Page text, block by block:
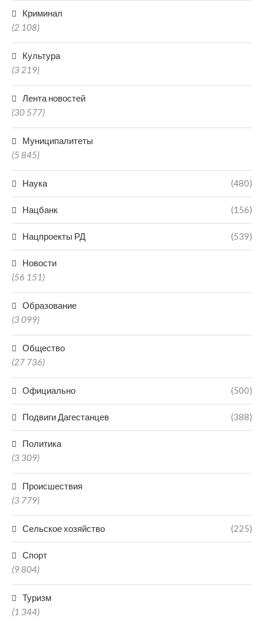
Криминал
(2 108)
Культура
(3 219)
Лента новостей
(30 577)
Муниципалитеты
(5 845)
Наука (480)
Нацбанк (156)
Нацпроекты РД (539)
Новости
(56 151)
Образование
(3 099)
Общество
(27 736)
Официально (500)
Подвиги Дагестанцев (388)
Политика
(3 309)
Происшествия
(3 779)
Сельское хозяйство (225)
Спорт
(9 804)
Туризм
(1 344)